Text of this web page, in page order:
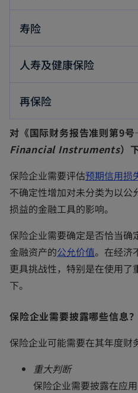
寿险
人寿及健康保险
再保险
对《国际财务报告准则第9
Financial Instruments）
保险企业需要评估预期信用损
不确定性增加对未分类为以公
损益的金融工具的影响。
保险企业需要确定是否恰当确
金融资产的公允价值o
p
s
n
n
。在经济
更具挑战性，特别是在使用
下。
保险企业需要披露哪些信息？
保险企业可能需要在其年度财
重大判断
保险企业需要披露在应